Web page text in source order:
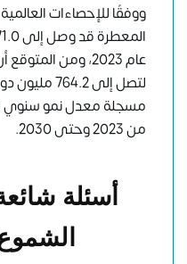
ووفقًا للإحصاءات
عام 2023، ومن
من 2023 وحتى 2030.
أسئلة